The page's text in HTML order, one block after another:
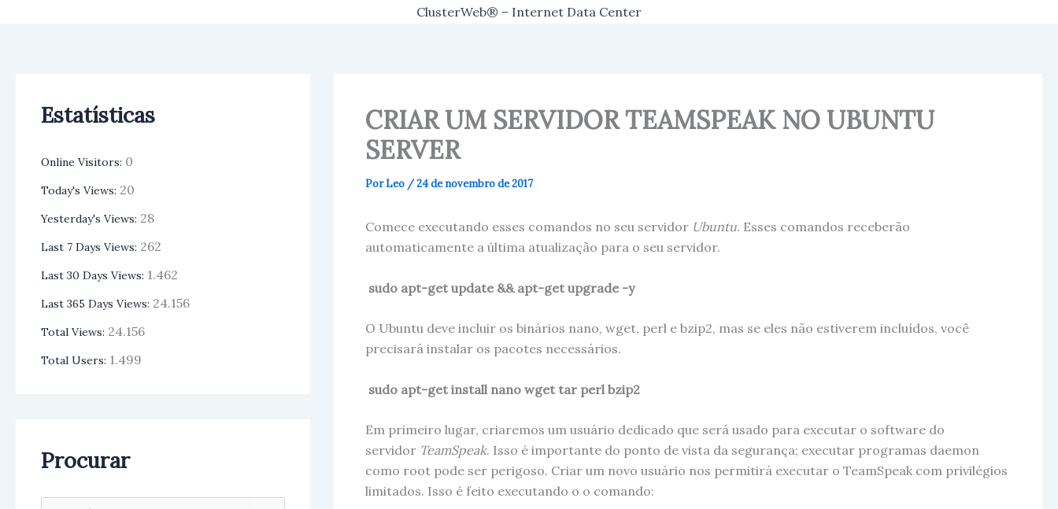
ClusterWeb® – Internet Data Center
Estatísticas
Online Visitors: 0
Today's Views: 20
Yesterday's Views: 28
Last 7 Days Views: 262
Last 30 Days Views: 1.462
Last 365 Days Views: 24.156
Total Views: 24.156
Total Users: 1.499
Procurar
CRIAR UM SERVIDOR TEAMSPEAK NO UBUNTU
SERVER
PorLeo /24 de novembro de 2017
Comece executando esses comandos no seu servidor Ubuntu. Esses comandos receberão
automaticamente a última atualização para o seu servidor.
sudo apt-get update && apt-get upgrade -y
O Ubuntu deve incluir os binários nano, wget, perl e bzip2, mas se eles não estiverem incluídos, você
precisará instalar os pacotes necessários.
sudo apt-get install nano wget tar perl bzip2
Em primeiro lugar, criaremos um usuário dedicado que será usado para executar o software do
servidor TeamSpeak. Isso é importante do ponto de vista da segurança; executar programas daemon
como root pode ser perigoso. Criar um novo usuário nos permitirá executar o TeamSpeak com privilégios
limitados. Isso é feito executando o o comando: